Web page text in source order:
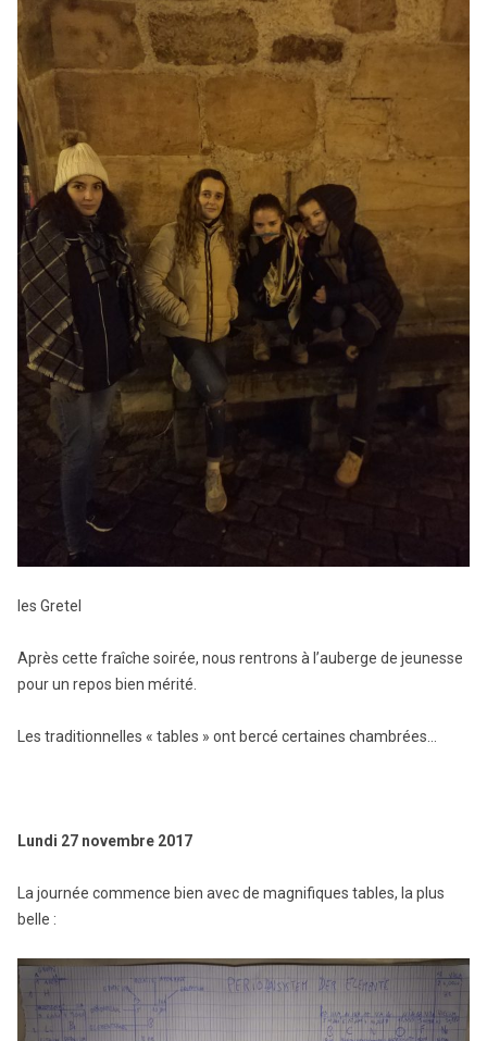
les Gretel
Après cette fraîche soirée, nous rentrons à l’auberge de jeunesse
pour un repos bien mérité.
Les traditionnelles « tables » ont bercé certaines chambrées…
Lundi 27 novembre 2017
La journée commence bien avec de magnifiques tables, la plus
belle :